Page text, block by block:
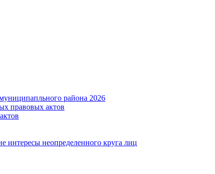
района 2026
правовых актов
интересы неопределенного круга лиц